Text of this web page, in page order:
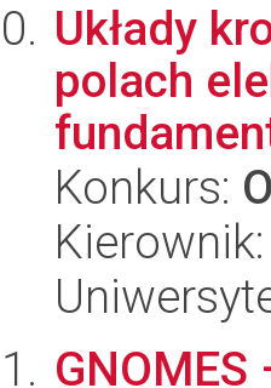
Układy
polach
Konkurs: